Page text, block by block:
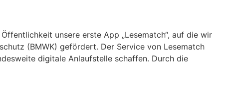
unsere erste App „Lesematch“, auf die wir
(BMWK) gefördert. Der Service von Lesematch
digitale Anlaufstelle schaffen. Durch die